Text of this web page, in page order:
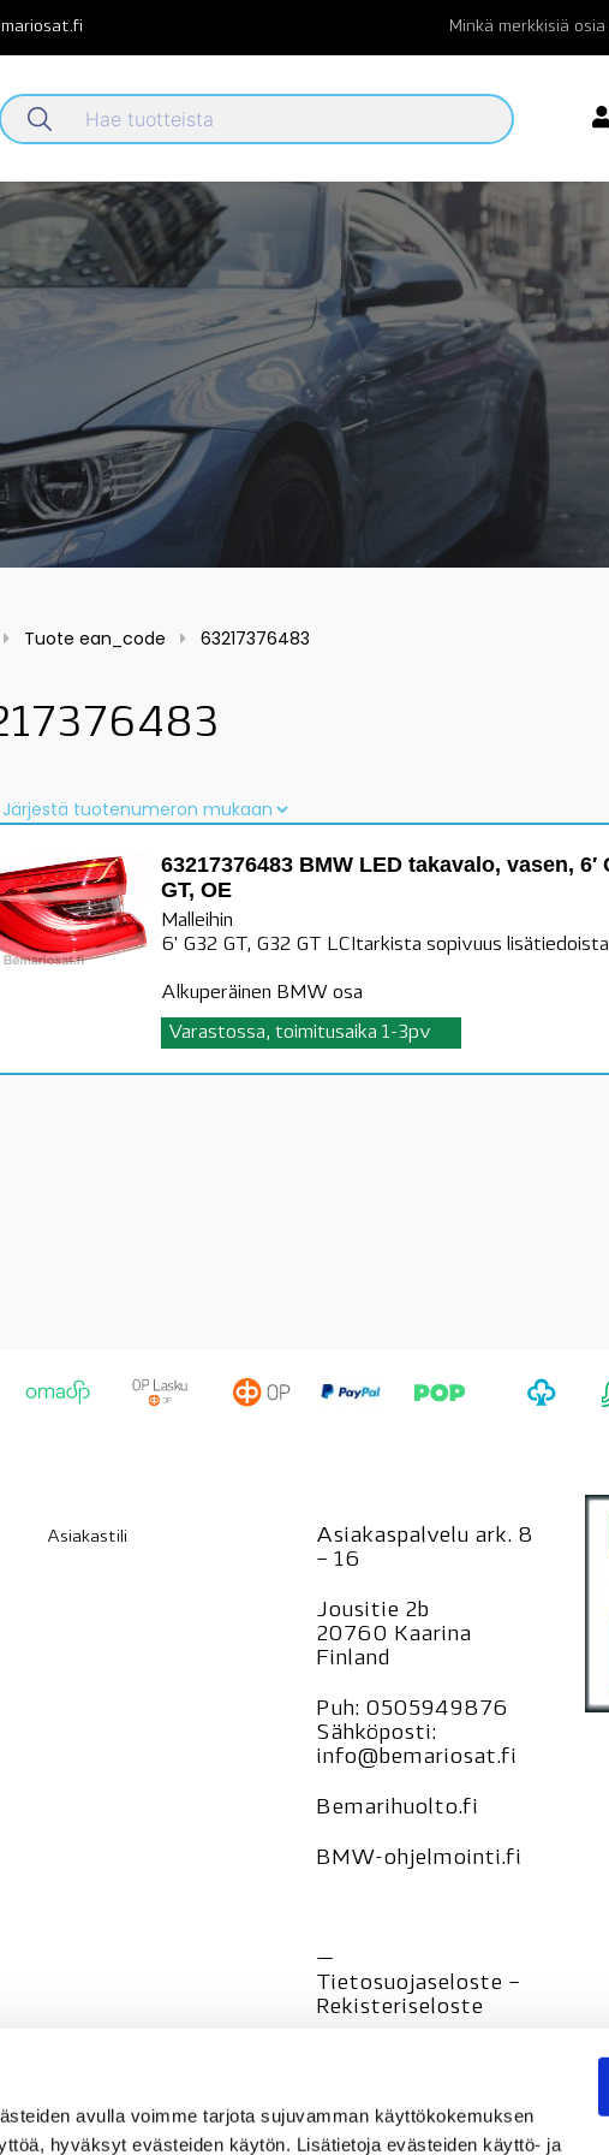
avulla voimme tarjota sujuvamman käyttökokemuksen
hyväksyt evästeiden käytön. Lisätietoja evästeiden käyttö- ja
Minkä merkkisiä
Tuote ean_code 63217376483
63217376483 BMW LED takavalo, vasen, 6′
GT, OE
Malleihin
6' G32 GT, G32 GT LCItarkista sopivuus lisätiedoista
Alkuperäinen BMW osa
Varastossa, toimitusaika 1-3pv
Asiakastili
Asiakaspalvelu ark. 8
– 16
Jousitie 2b
20760 Kaarina
Finland
Puh: 0505949876
Sähköposti:
info@bemariosat.fi
Bemarihuolto.fi
BMW-ohjelmointi.fi
—
Tietosuojaseloste –
Rekisteriseloste